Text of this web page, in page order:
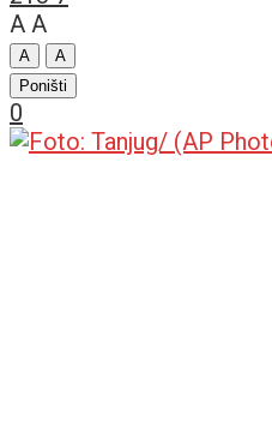
A A
A
A
Poništi
0